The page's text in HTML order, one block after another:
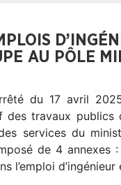
AU PÔLE
du 17 avril
des travaux publics
services du
de 4
l’emploi d’ingénieur